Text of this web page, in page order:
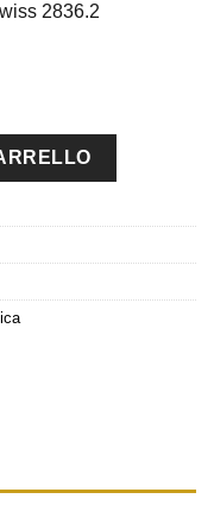
2836.2
1 chrono pro-hunter